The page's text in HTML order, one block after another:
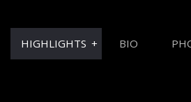
HIGHLIGHTS BIO